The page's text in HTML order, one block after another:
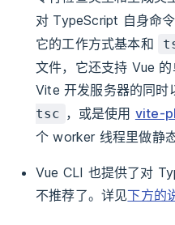
对 TypeScript 自身命
它的工作方式基本和
文件，它还支持 Vue
Vite 开发服务器的同时
tsc ，或是使用 vite-
个 worker 线程里做静
Vue CLI 也提供了对
不推荐了。详见下方的